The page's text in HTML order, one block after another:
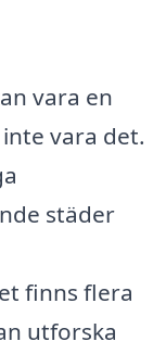
vara en
vara det.
städer
finns flera
utforska